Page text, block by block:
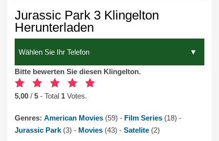
Jurassic Park 3 Klingelton
Herunterladen
Bitte bewerten Sie diesen Klingelton.
5,00 / 5 - Total 1 Votes.
Genres: American Movies (59) - Film Series (18) -
Jurassic Park (3) - Movies (43) - Satelite (2)